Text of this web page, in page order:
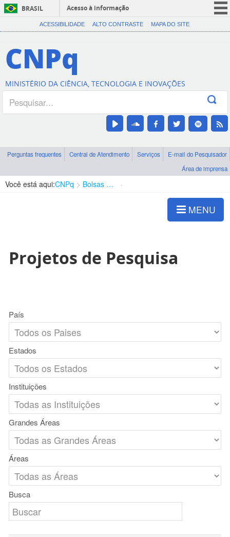
BRASIL
Acesso à informação
CORONAVÍRUS (COVID-19)
Canais
ACESSIBILIDADE ALTO CONTRASTE MAPA DO SITE
CNPq
MINISTÉRIO DA CIÊNCIA, TECNOLOGIA E INOVAÇÕES
Perguntas frequentes Central de Atendimento Serviços
E-mail do Pesquisador
Área de imprensa
Você está aqui:CNPq Bolsas e Auxílios Vigentes
MENU
Projetos de Pesquisa
País
Estados
Instituições
Grandes Áreas
Áreas
Busca